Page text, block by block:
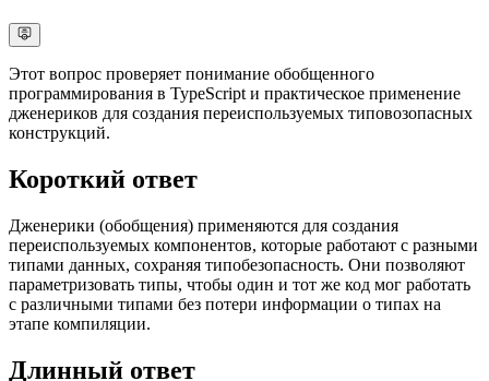
Этот вопрос проверяет понимание обобщенного
программирования в TypeScript и практическое применение
дженериков для создания переиспользуемых типовозопасных
конструкций.
Короткий ответ
Дженерики (обобщения) применяются для создания
переиспользуемых компонентов, которые работают с разными
типами данных, сохраняя типобезопасность. Они позволяют
параметризовать типы, чтобы один и тот же код мог работать
с различными типами без потери информации о типах на
этапе компиляции.
Длинный ответ